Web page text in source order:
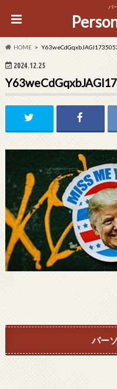
パ
HOME
2024.12.25
パー